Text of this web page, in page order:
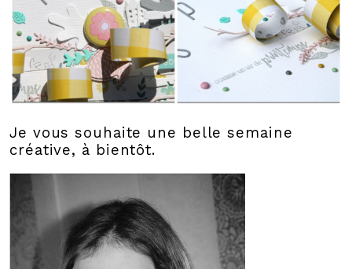
Je vous souhaite une belle semaine
créative, à bientôt.